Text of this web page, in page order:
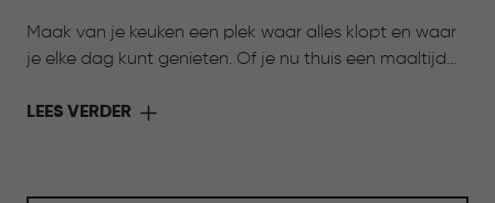
Maak van je keuken een plek waar alles klopt en waar
je elke dag kunt genieten. Of je nu thuis een maaltijd
Curver heeft de oplossing. Met de collectie Keuken &
praktische voorraadbussen zorgen voor overzicht in je
LEES VERDER